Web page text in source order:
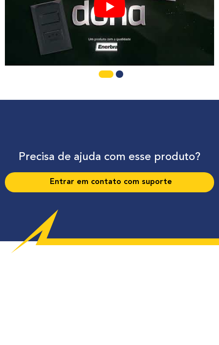
Precisa de ajuda com esse produto?
Entrar em contato com suporte